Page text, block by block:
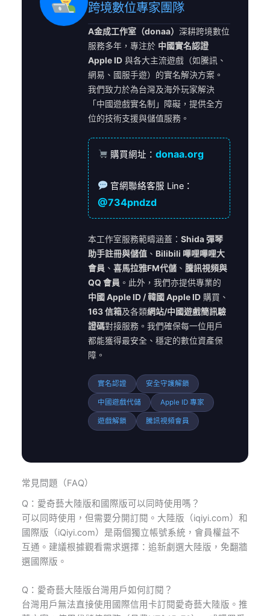
跨境數位專家團隊
A金成工作室（donaa） 深耕跨境數位
服務多年，專注於 中國實名認證
Apple ID 與各大主流遊戲（如騰訊、
網易、國服手遊）的實名解決方案。
我們致力於為台灣及海外玩家解決
「中國遊戲實名制」障礙，提供全方
位的技術支援與儲值服務。
購買網址： donaa.org
官網聯絡客服 Line：
@734pndzd
本工作室服務範疇涵蓋： Shida 彈琴
助手註冊與儲值 、 Bilibili 嗶哩嗶哩大
會員 、 喜馬拉雅FM代儲 、 騰訊視頻與
QQ 會員 。此外，我們亦提供專業的
中國 Apple ID / 韓國 Apple ID 購買、
163 信箱及各類網站/中國遊戲簡訊驗
證碼對接服務。我們確保每一位用戶
都能獲得最安全、穩定的數位資產保
障。
實名認證 安全守護解鎖
中國遊戲代儲 Apple ID 專家
遊戲解鎖 騰訊視頻會員
常見問題（FAQ）
Q：愛奇藝大陸版和國際版可以同時使用嗎？
可以同時使用，但需要分開訂閱。大陸版（iqiyi.com）和
國際版（iQiyi.com）是兩個獨立帳號系統，會員權益不
互通。建議根據觀看需求選擇：追新劇選大陸版，免翻牆
選國際版。
Q：愛奇藝大陸版台灣用戶如何訂閱？
台灣用戶無法直接使用國際信用卡訂閱愛奇藝大陸版。推